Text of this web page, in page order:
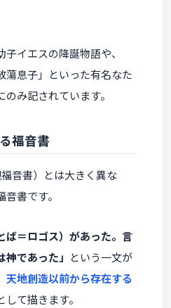
イエスの降誕物語や、
蕩息子」といった有名なた
み記されています。
福音書
音書）とは大きく異な
書です。
ば＝ロゴス）があった。言
であった」 という一文が
天地創造以前から存在する
して描きます。